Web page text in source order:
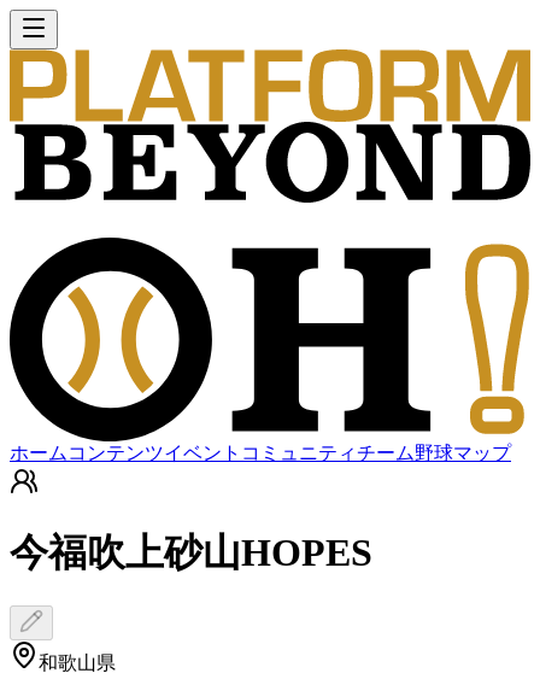
ホーム コンテンツイベント コミュニティチーム野球マップ
今福吹上砂山HOPES
和歌山県